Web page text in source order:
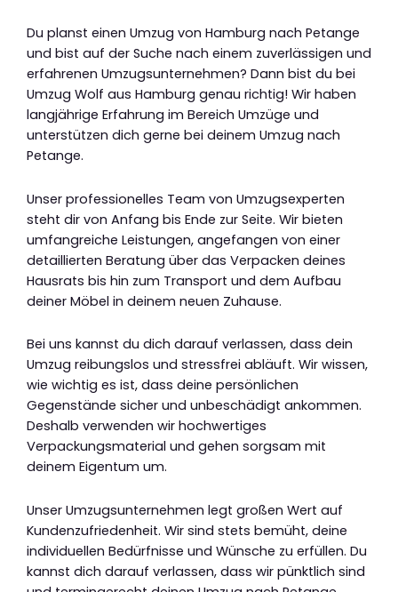
Du planst einen Umzug von Hamburg nach Petange
und bist auf der Suche nach einem zuverlässigen und
erfahrenen Umzugsunternehmen? Dann bist du bei
Umzug Wolf aus Hamburg genau richtig! Wir haben
langjährige Erfahrung im Bereich Umzüge und
unterstützen dich gerne bei deinem Umzug nach
Petange.
Unser professionelles Team von Umzugsexperten
steht dir von Anfang bis Ende zur Seite. Wir bieten
umfangreiche Leistungen, angefangen von einer
detaillierten Beratung über das Verpacken deines
Hausrats bis hin zum Transport und dem Aufbau
deiner Möbel in deinem neuen Zuhause.
Bei uns kannst du dich darauf verlassen, dass dein
Umzug reibungslos und stressfrei abläuft. Wir wissen,
wie wichtig es ist, dass deine persönlichen
Gegenstände sicher und unbeschädigt ankommen.
Deshalb verwenden wir hochwertiges
Verpackungsmaterial und gehen sorgsam mit
deinem Eigentum um.
Unser Umzugsunternehmen legt großen Wert auf
Kundenzufriedenheit. Wir sind stets bemüht, deine
individuellen Bedürfnisse und Wünsche zu erfüllen. Du
kannst dich darauf verlassen, dass wir pünktlich sind